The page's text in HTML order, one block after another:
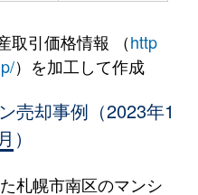
取引価格情報 （http
）を加工して作成
売却事例（2023年1
）
札幌市南区のマンシ